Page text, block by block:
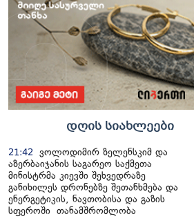
დღის სიახლეები
21:42
ვოლოდიმირ ზელენსკიმ და
აზერბაიჯანის საგარეო საქმეთა
მინისტრმა კიევში შეხვედრაზე
განიხილეს დრონებზე შეთანხმება და
ენერგეტიკის, ნავთობისა და გაზის
სფეროში თანამშრომლობა